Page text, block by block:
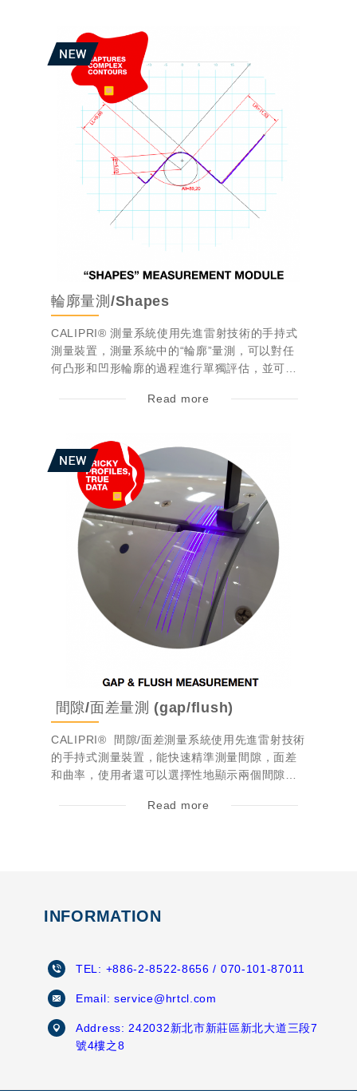
輪廓量測/Shapes
CALIPRI® 測量系統使用先進雷射技術的手持式
測量裝置，測量系統中的“輪廓”量測，可以對任
何凸形和凹形輪廓的過程進行單獨評估，並可擴
Read more
間隙/面差量測 (gap/flush)
CALIPRI® 間隙/面差測量系統使用先進雷射技術
的手持式測量裝置，能快速精準測量間隙，面差
和曲率，使用者還可以選擇性地顯示兩個間隙側
Read more
INFORMATION
TEL: +886-2-8522-8656 / 070-101-87011
Email: service@hrtcl.com
Address:242032新北市新莊區新北大道三段7
號4樓之8